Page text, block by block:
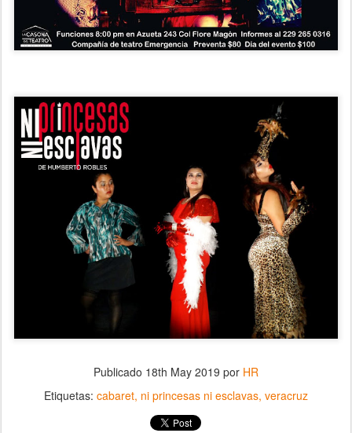
Publicado 18th May 2019 por HR
Etiquetas: cabaret ni princesas ni esclavas veracruz